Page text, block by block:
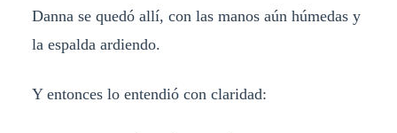
Danna se quedó allí, con las manos aún húmedas y
la espalda ardiendo.
Y entonces lo entendió con claridad: